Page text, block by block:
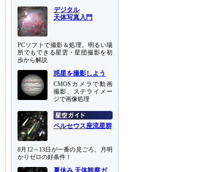
デジタル
天体写真入門
PCソフトで撮影＆処理。明るい場
所でもできる星雲・星団撮影を初
歩から解説
惑星を撮影しよう
CMOSカメラで動画
撮影、ステライメー
ジで画像処理
ペルセウス座流星群
8月12～13日が一番の見ごろ。月明
かりゼロの好条件！
夏休み 天体観察ガ